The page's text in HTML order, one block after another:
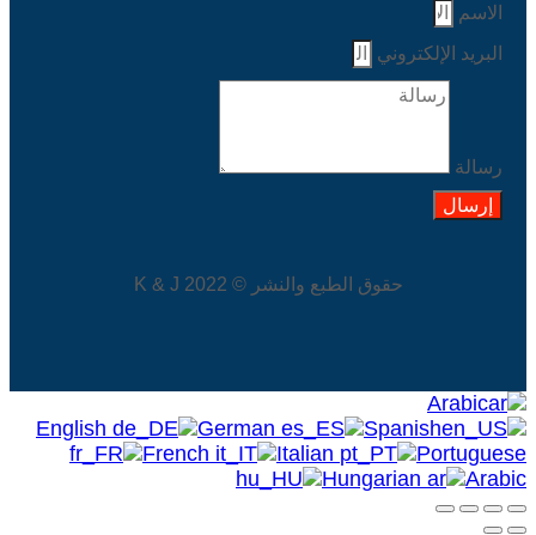
الاسم
البريد الإلكتروني
رسالة
إرسال
حقوق الطبع والنشر © 2022 K & J
Arabic
English
German
Spanish
French
Italian
Portuguese
Hungarian
Arabic